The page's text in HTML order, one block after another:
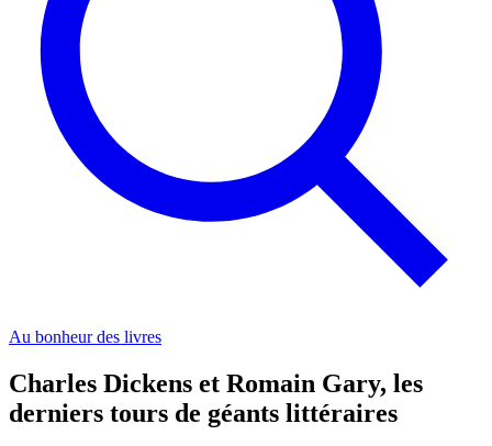
Au bonheur des livres
Charles Dickens et Romain Gary, les
derniers tours de géants littéraires